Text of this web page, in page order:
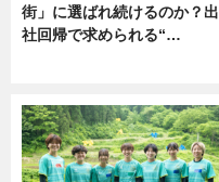
街」に選ばれ続けるのか？出
社回帰で求められる“…